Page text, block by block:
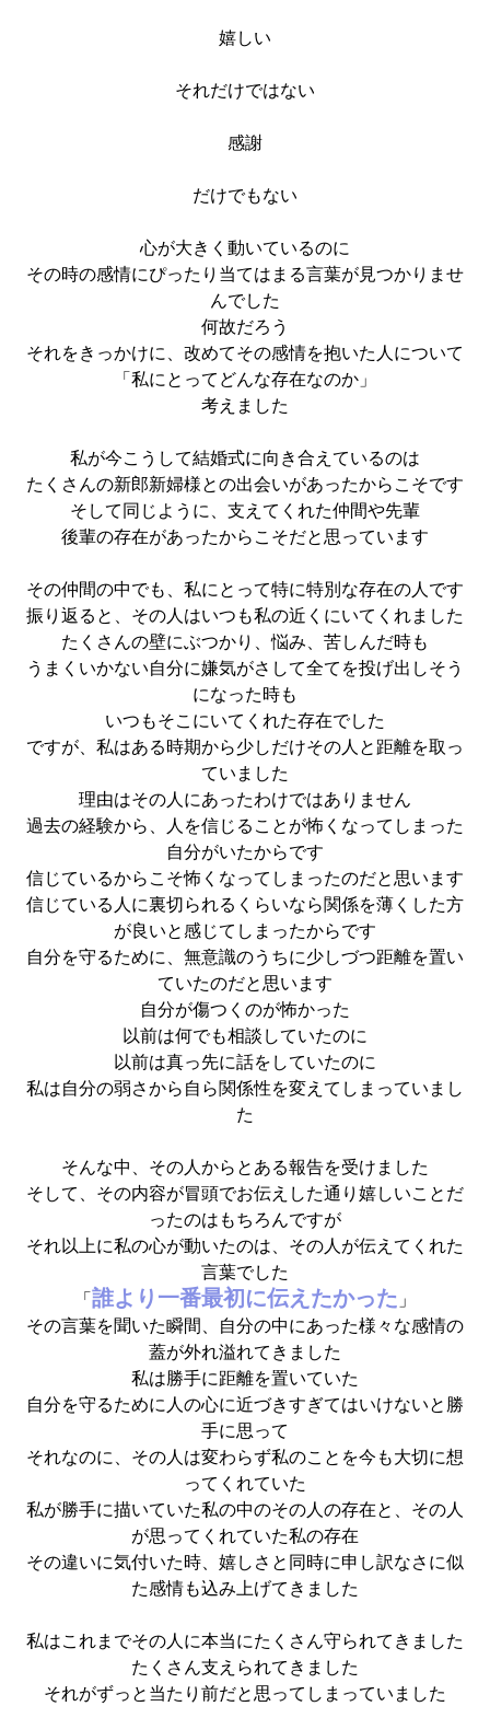
嬉しい
それだけではない
感謝
だけでもない
心が大きく動いているのに
その時の感情にぴったり当てはまる言葉が見つかりませ
んでした
何故だろう
それをきっかけに、改めてその感情を抱いた人について
「私にとってどんな存在なのか」
考えました
私が今こうして結婚式に向き合えているのは
たくさんの新郎新婦様との出会いがあったからこそです
そして同じように、支えてくれた仲間や先輩
後輩の存在があったからこそだと思っています
その仲間の中でも、私にとって特に特別な存在の人です
振り返ると、その人はいつも私の近くにいてくれました
たくさんの壁にぶつかり、悩み、苦しんだ時も
うまくいかない自分に嫌気がさして全てを投げ出しそう
になった時も
いつもそこにいてくれた存在でした
ですが、私はある時期から少しだけその人と距離を取っ
ていました
理由はその人にあったわけではありません
過去の経験から、人を信じることが怖くなってしまった
自分がいたからです
信じているからこそ怖くなってしまったのだと思います
信じている人に裏切られるくらいなら関係を薄くした方
が良いと感じてしまったからです
自分を守るために、無意識のうちに少しづつ距離を置い
ていたのだと思います
自分が傷つくのが怖かった
以前は何でも相談していたのに
以前は真っ先に話をしていたのに
私は自分の弱さから自ら関係性を変えてしまっていまし
た
そんな中、その人からとある報告を受けました
そして、その内容が冒頭でお伝えした通り嬉しいことだ
ったのはもちろんですが
それ以上に私の心が動いたのは、その人が伝えてくれた
言葉でした
「誰より一番最初に伝えたかった」
その言葉を聞いた瞬間、自分の中にあった様々な感情の
蓋が外れ溢れてきました
私は勝手に距離を置いていた
自分を守るために人の心に近づきすぎてはいけないと勝
手に思って
それなのに、その人は変わらず私のことを今も大切に想
ってくれていた
私が勝手に描いていた私の中のその人の存在と、その人
が思ってくれていた私の存在
その違いに気付いた時、嬉しさと同時に申し訳なさに似
た感情も込み上げてきました
私はこれまでその人に本当にたくさん守られてきました
たくさん支えられてきました
それがずっと当たり前だと思ってしまっていました